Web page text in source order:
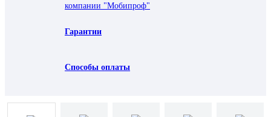
компании "Мобипроф"
Гарантии
Способы оплаты